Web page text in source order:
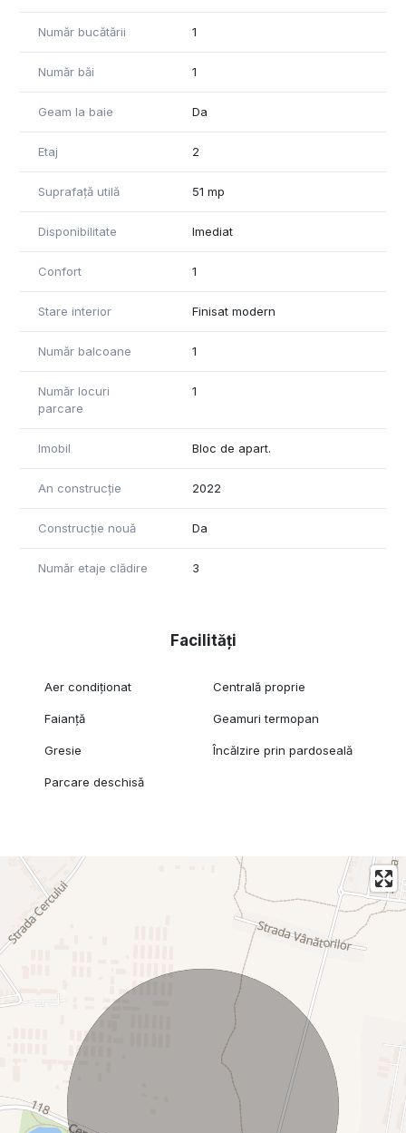
Număr bucătării 1
Număr băi 1
Geam la baie Da
Etaj 2
Suprafață utilă 51 mp
Disponibilitate Imediat
Confort 1
Stare interior Finisat modern
Număr balcoane 1
Număr locuri
parcare
1
Imobil Bloc de apart.
An construcție 2022
Construcție nouă Da
Număr etaje clădire 3
Facilități
Aer condiționat Centrală proprie
Faianță Geamuri termopan
Gresie Încălzire prin pardoseală
Parcare deschisă